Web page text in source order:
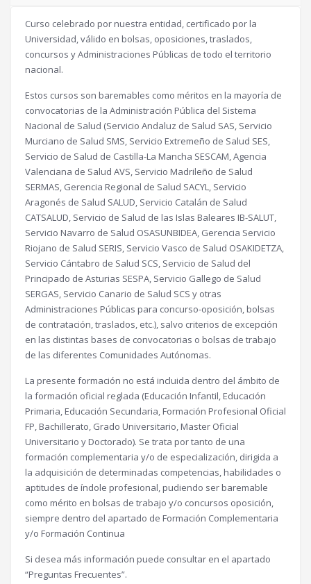
Curso celebrado por nuestra entidad, certificado por la
Universidad, válido en bolsas, oposiciones, traslados,
concursos y Administraciones Públicas de todo el territorio
nacional.
Estos cursos son baremables como méritos en la mayoría de
convocatorias de la Administración Pública del Sistema
Nacional de Salud (Servicio Andaluz de Salud SAS, Servicio
Murciano de Salud SMS, Servicio Extremeño de Salud SES,
Servicio de Salud de Castilla-La Mancha SESCAM, Agencia
Valenciana de Salud AVS, Servicio Madrileño de Salud
SERMAS, Gerencia Regional de Salud SACYL, Servicio
Aragonés de Salud SALUD, Servicio Catalán de Salud
CATSALUD, Servicio de Salud de las Islas Baleares IB-SALUT,
Servicio Navarro de Salud OSASUNBIDEA, Gerencia Servicio
Riojano de Salud SERIS, Servicio Vasco de Salud OSAKIDETZA,
Servicio Cántabro de Salud SCS, Servicio de Salud del
Principado de Asturias SESPA, Servicio Gallego de Salud
SERGAS, Servicio Canario de Salud SCS y otras
Administraciones Públicas para concurso-oposición, bolsas
de contratación, traslados, etc.), salvo criterios de excepción
en las distintas bases de convocatorias o bolsas de trabajo
de las diferentes Comunidades Autónomas.
La presente formación no está incluida dentro del ámbito de
la formación oficial reglada (Educación Infantil, Educación
Primaria, Educación Secundaria, Formación Profesional Oficial
FP, Bachillerato, Grado Universitario, Master Oficial
Universitario y Doctorado). Se trata por tanto de una
formación complementaria y/o de especialización, dirigida a
la adquisición de determinadas competencias, habilidades o
aptitudes de índole profesional, pudiendo ser baremable
como mérito en bolsas de trabajo y/o concursos oposición,
siempre dentro del apartado de Formación Complementaria
y/o Formación Continua
Si desea más información puede consultar en el apartado
“Preguntas Frecuentes”.